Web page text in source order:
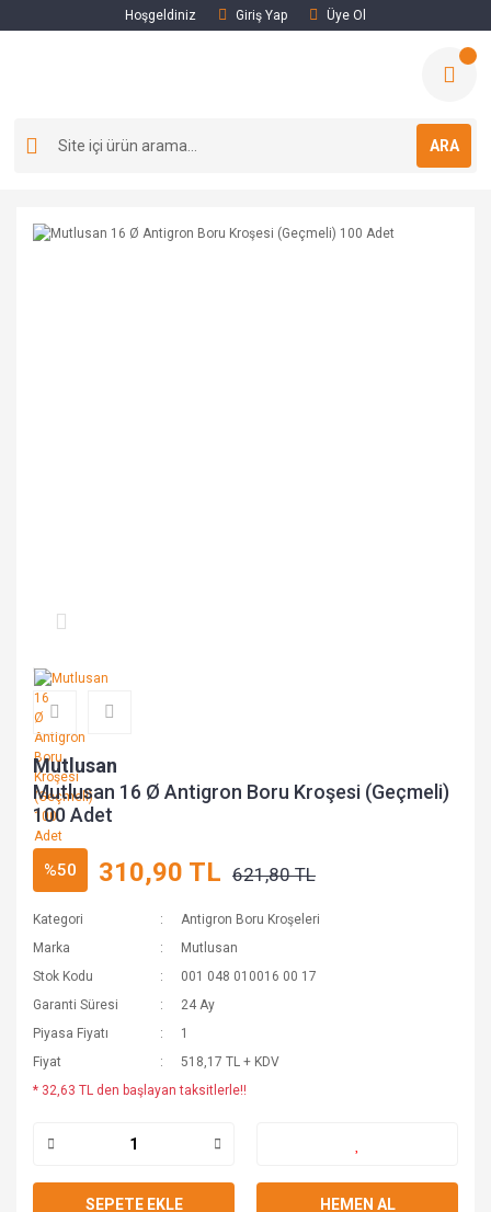
Hoşgeldiniz Giriş Yap Üye Ol
ARA
Mutlusan
Mutlusan 16 Ø Antigron Boru Kroşesi (Geçmeli)
100 Adet
%50 310,90 TL 621,80 TL
Kategori
Antigron Boru Kroşeleri
Marka
Mutlusan
Stok Kodu
001 048 010016 00 17
Garanti Süresi
24 Ay
Piyasa Fiyatı
1
Fiyat
518,17 TL + KDV
* 32,63 TL den başlayan taksitlerle!!
SEPETE EKLE HEMEN AL